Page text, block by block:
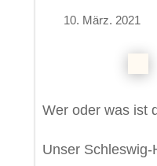
10. März. 2021
Wer oder was ist
Unser